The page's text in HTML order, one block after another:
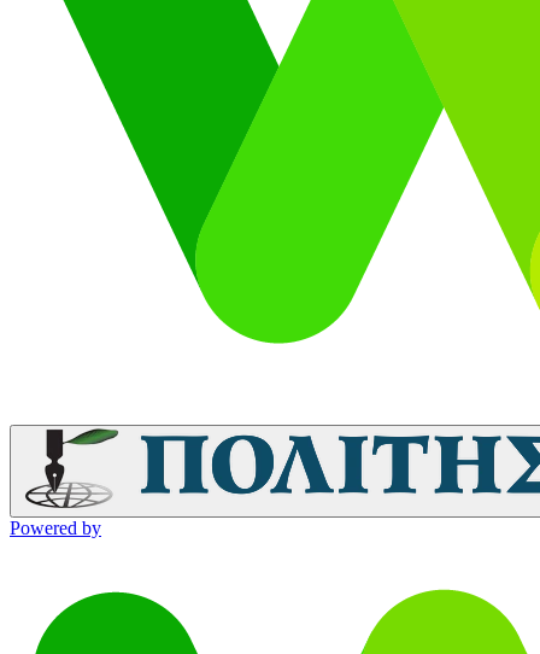
Powered by